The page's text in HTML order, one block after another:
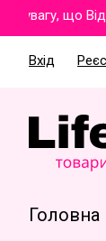
що
Вхід
Головна